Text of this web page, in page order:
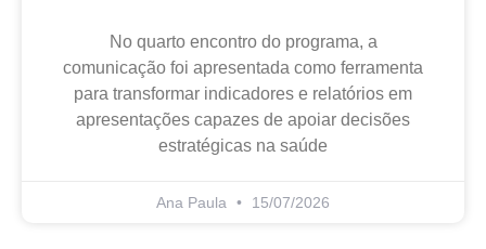
No quarto encontro do programa, a
comunicação foi apresentada como ferramenta
para transformar indicadores e relatórios em
apresentações capazes de apoiar decisões
estratégicas na saúde
Ana Paula 15/07/2026